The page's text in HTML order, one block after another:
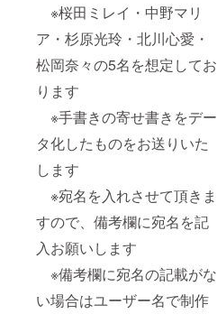
※桜田ミレイ・中野マリ
ア・杉原光玲・北川心愛・
松岡奈々の5名を想定してお
ります
※手書きの寄せ書きをデー
タ化したものをお送りいた
します
※宛名を入れさせて頂きま
すので、備考欄に宛名を記
入お願いします
※備考欄に宛名の記載がな
い場合はユーザー名で制作